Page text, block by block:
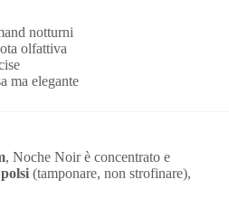
notturni
olfattiva
ma elegante
, Noche Noir è concentrato e
polsi (tamponare, non strofinare),